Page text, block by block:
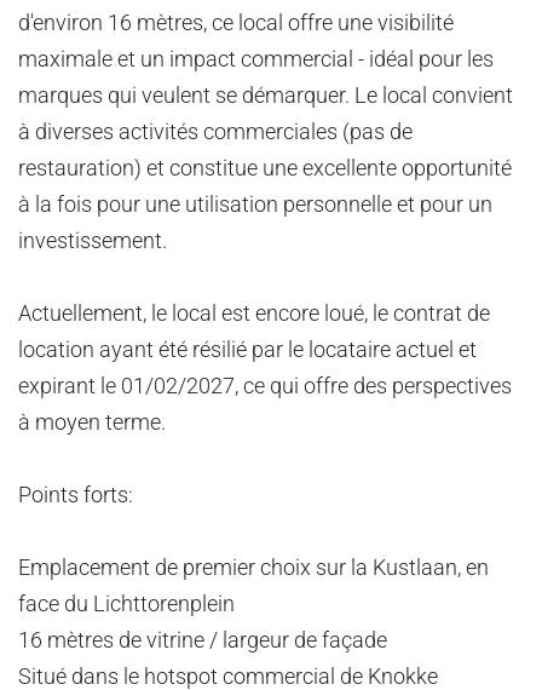
d'environ 16 mètres, ce local offre une visibilité
maximale et un impact commercial - idéal pour les
marques qui veulent se démarquer. Le local convient
à diverses activités commerciales (pas de
restauration) et constitue une excellente opportunité
à la fois pour une utilisation personnelle et pour un
investissement.
Actuellement, le local est encore loué, le contrat de
location ayant été résilié par le locataire actuel et
expirant le 01/02/2027, ce qui offre des perspectives
à moyen terme.
Points forts:
Emplacement de premier choix sur la Kustlaan, en
face du Lichttorenplein
16 mètres de vitrine / largeur de façade
Situé dans le hotspot commercial de Knokke